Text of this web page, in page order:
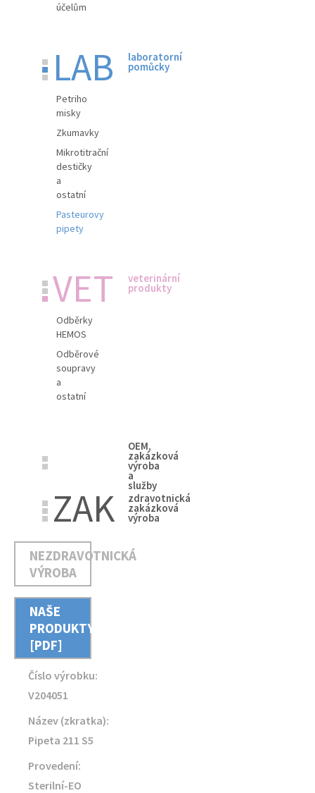
účelům
LAB laboratorní
pomůcky
Petriho
misky
Zkumavky
Mikrotitrační
destičky
a
ostatní
Pasteurovy
pipety
VET veterinární
produkty
Odběrky
HEMOS
Odběrové
soupravy
a
ostatní
OEM,
zakázková
výroba
a
služby
ZAK zdravotnická
zakázková
výroba
NEZDRAVOTNICKÁ
VÝROBA
NAŠE
PRODUKTY
[PDF]
Číslo výrobku:
V204051
Název (zkratka):
Pipeta 211 S5
Provedení:
Sterilní-EO